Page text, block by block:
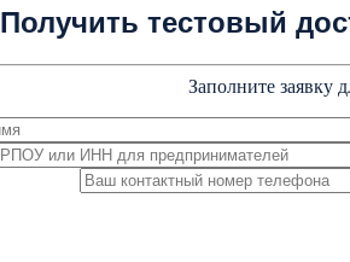
Получить тестовый
Заполните заявку